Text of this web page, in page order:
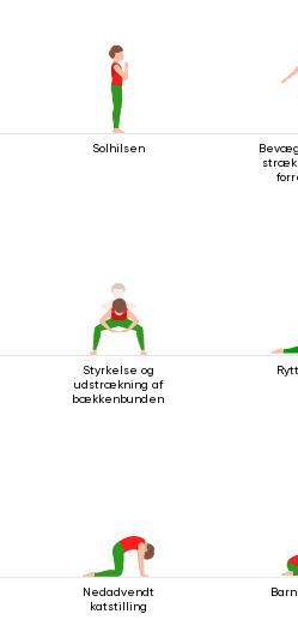
Solhilsen
Styrkelse og
udstrækning af
bækkenbunden
Nedadvendt
katstilling